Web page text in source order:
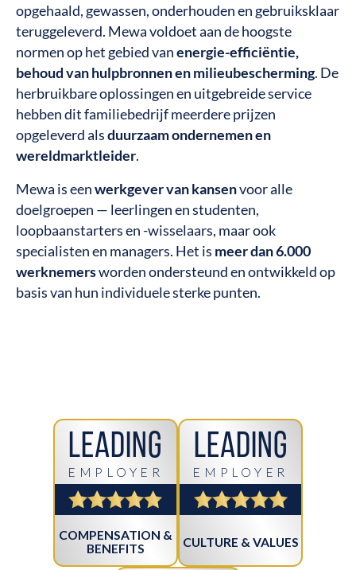
opgehaald, gewassen, onderhouden en gebruiksklaar
teruggeleverd. Mewa voldoet aan de hoogste
normen op het gebied vanenergie-efficiëntie,
behoud van hulpbronnen en milieubescherming. De
herbruikbare oplossingen en uitgebreide service
hebben dit familiebedrijf meerdere prijzen
opgeleverd alsduurzaam ondernemen en
wereldmarktleider.
Mewa is eenwerkgever van kansenvoor alle
doelgroepen — leerlingen en studenten,
loopbaanstarters en -wisselaars, maar ook
specialisten en managers. Het is meer dan 6.000
werknemersworden ondersteund en ontwikkeld op
basis van hun individuele sterke punten.
Leading
EMPLOYER
COMPENSATION &
BENEFITS
Leading
EMPLOYER
CULTURE & VALUES